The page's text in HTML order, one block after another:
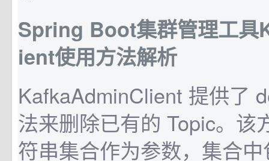
Spring Boot集群管理工
ient使用方法解析
KafkaAdminClient 提供了
法来删除已有的 Topic。该
符串集合作为参数，集合